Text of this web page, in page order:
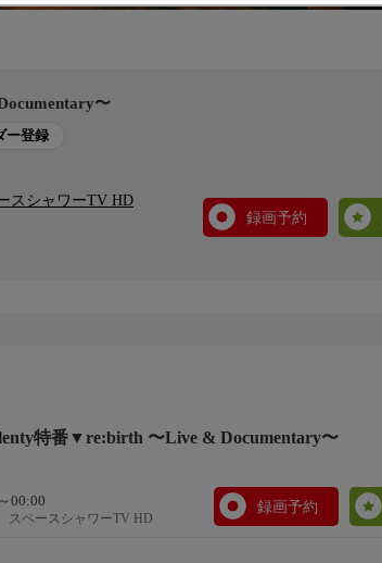
〜
ー登録
スシャワーTV HD
録画予約
特番▼re:birth 〜Live & Documentary〜
00:00
ペースシャワーTV HD
録画予約